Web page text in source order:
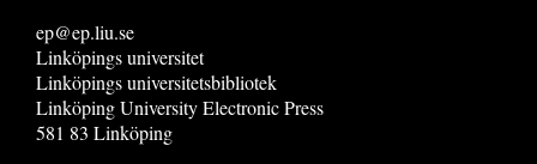
ep@ep.liu.se
Linköpings universitet
Linköpings universitetsbibliotek
Linköping University Electronic Press
581 83 Linköping